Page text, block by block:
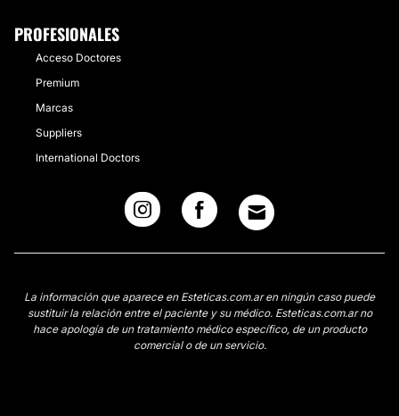
PROFESIONALES
Acceso Doctores
Premium
Marcas
Suppliers
International Doctors
La información que aparece en Esteticas.com.ar en ningún caso puede
sustituir la relación entre el paciente y su médico. Esteticas.com.ar no
hace apología de un tratamiento médico específico, de un producto
comercial o de un servicio.